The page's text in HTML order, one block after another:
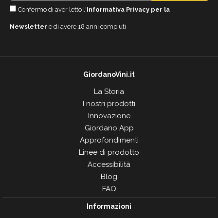
Confermo di aver letto l'Informativa Privacy per la
Newsletter e di avere 18 anni compiuti
GiordanoVini.it
La Storia
I nostri prodotti
Innovazione
Giordano App
Approfondimenti
Linee di prodotto
Accessibilità
Blog
FAQ
Informazioni